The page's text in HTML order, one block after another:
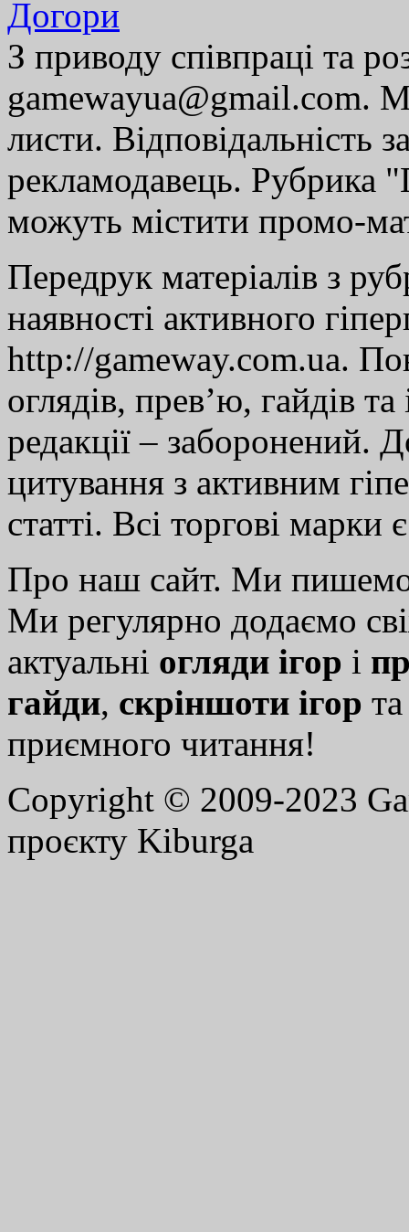
Догори
З приводу співпраці та
gamewayua@gmail.com.
листи. Відповідальність
рекламодавець. Рубрика
можуть містити промо-
Передрук матеріалів з
наявності активного
http://gameway.com.ua.
оглядів, прев’ю, гайдів
редакції – заборонений.
цитування з активним
статті. Всі торгові марки
Про наш сайт. Ми
Ми регулярно додаємо
актуальні огляди ігор і
гайди, скріншоти ігор
приємного читання!
Copyright © 2009-2023
проєкту Kiburga